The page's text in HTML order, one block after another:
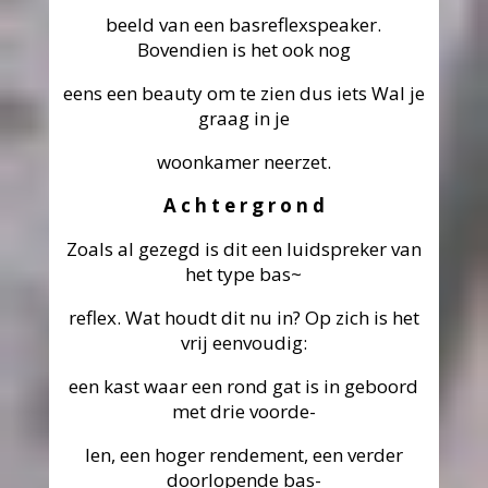
beeld van een basreflexspeaker.
Bovendien is het ook nog
eens een beauty om te zien dus iets Wal je
graag in je
woonkamer neerzet.
A c h t e r g r o n d
Zoals al gezegd is dit een luidspreker van
het type bas~
reflex. Wat houdt dit nu in? Op zich is het
vrij eenvoudig:
een kast waar een rond gat is in geboord
met drie voorde-
len, een hoger rendement, een verder
doorlopende bas-